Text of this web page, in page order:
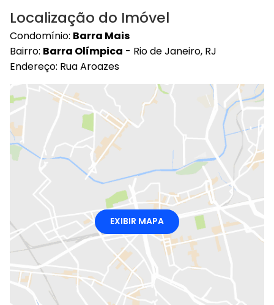
Localização do Imóvel
Condomínio: Barra Mais
Bairro: Barra Olímpica - Rio de Janeiro, RJ
Endereço: Rua Aroazes
EXIBIR MAPA